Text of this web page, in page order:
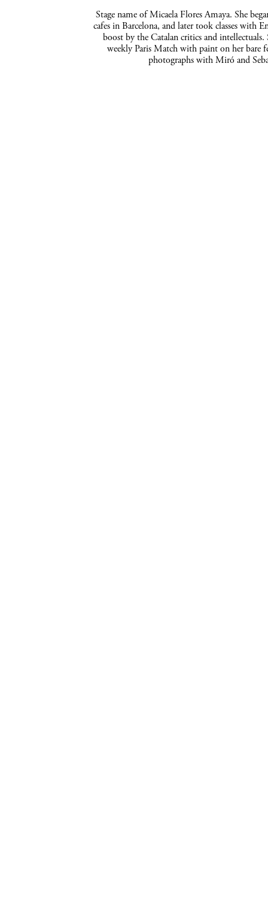
Stage name of Micaela Flores Amaya. She
cafes in Barcelona, and later took classes with
boost by the Catalan critics and
weekly Paris Match with paint on her bare
photographs with Miró and